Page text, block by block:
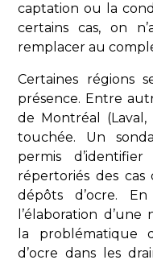
captation ou la
certains cas, on
remplacer au
Certaines régions
présence. Entre
de Montréal (Laval,
touchée. Un
permis
répertoriés des cas
dépôts d’ocre.
l’élaboration
la problématique
d’ocre dans les